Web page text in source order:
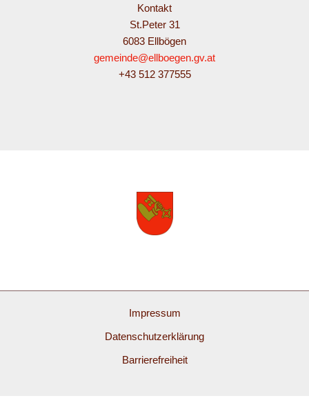
Kontakt
St.Peter 31
6083 Ellbögen
gemeinde@ellboegen.gv.at
+43 512 377555
Impressum
Datenschutzerklärung
Barrierefreiheit